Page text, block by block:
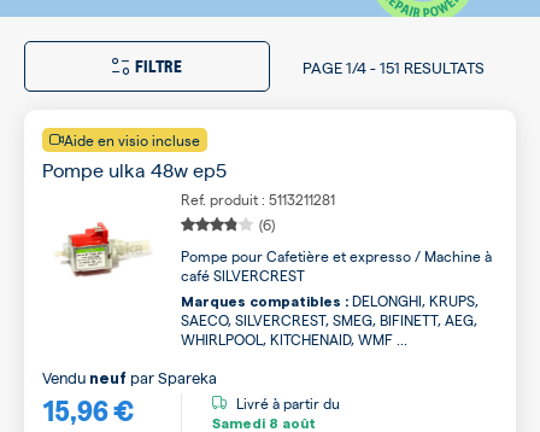
FILTRE PAGE 1/4-151 RESULTATS
Aide en visio incluse
Pompe ulka 48w ep5
Ref. produit : 5113211281
(6)
Pompe pour Cafetière et expresso / Machine à
café SILVERCREST
Marques compatibles : DELONGHI, KRUPS,
SAECO, SILVERCREST, SMEG, BIFINETT, AEG,
WHIRLPOOL, KITCHENAID, WMF ...
15,96 €
Vendu neuf parSpareka
Livré à partir du
Samedi 8 août